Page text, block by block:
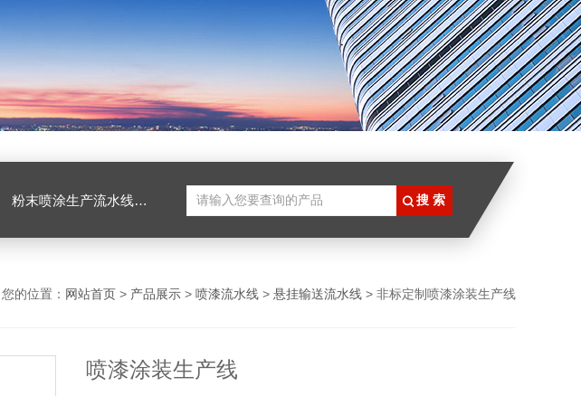
粉末喷涂生产流水线 , 积放式喷涂生产线
您的位置： 网站首页 > 产品展示 > 喷漆流水线 > 悬挂输送流水线 > 非标定制喷漆涂装生产线
喷漆涂装生产线